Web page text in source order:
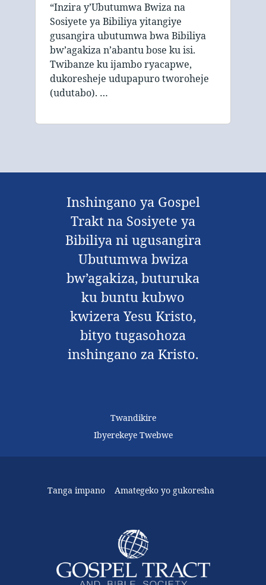
“Inzira y’Ubutumwa Bwiza na
Sosiyete ya Bibiliya yitangiye
gusangira ubutumwa bwa Bibiliya
bw’agakiza n’abantu bose ku isi.
Twibanze ku ijambo ryacapwe,
dukoresheje udupapuro tworoheje
(udutabo). …
Inshingano ya Gospel
Trakt na Sosiyete ya
Bibiliya ni ugusangira
Ubutumwa bwiza
bw’agakiza, buturuka
ku buntu kubwo
kwizera Yesu Kristo,
bityo tugasohoza
inshingano za Kristo.
Twandikire
Ibyerekeye Twebwe
Tanga impano Amategeko yo gukoresha